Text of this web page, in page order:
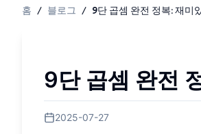
홈 / 블로그 / 9단 곱셈 완전 정복: 재미
9단 곱셈 완전
2025-07-27